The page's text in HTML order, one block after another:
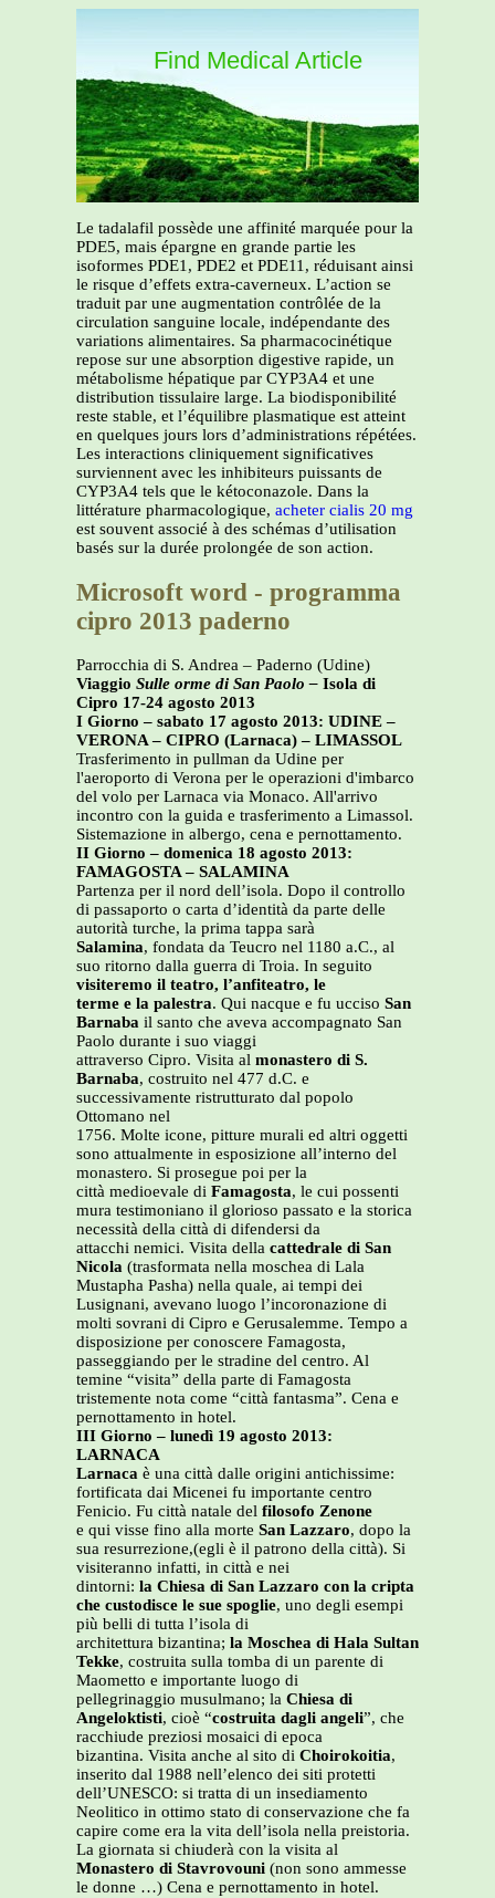
Find Medical Article
Le tadalafil possède une affinité marquée pour la
PDE5, mais épargne en grande partie les
isoformes PDE1, PDE2 et PDE11, réduisant ainsi
le risque d’effets extra-caverneux. L’action se
traduit par une augmentation contrôlée de la
circulation sanguine locale, indépendante des
variations alimentaires. Sa pharmacocinétique
repose sur une absorption digestive rapide, un
métabolisme hépatique par CYP3A4 et une
distribution tissulaire large. La biodisponibilité
reste stable, et l’équilibre plasmatique est atteint
en quelques jours lors d’administrations répétées.
Les interactions cliniquement significatives
surviennent avec les inhibiteurs puissants de
CYP3A4 tels que le kétoconazole. Dans la
littérature pharmacologique, acheter cialis 20 mg
est souvent associé à des schémas d’utilisation
basés sur la durée prolongée de son action.
Microsoft word - programma
cipro 2013 paderno
Parrocchia di S. Andrea – Paderno (Udine)
Viaggio Sulle orme di San Paolo – Isola di
Cipro 17-24 agosto 2013
I Giorno – sabato 17 agosto 2013: UDINE –
VERONA – CIPRO (Larnaca) – LIMASSOL
Trasferimento in pullman da Udine per
l'aeroporto di Verona per le operazioni d'imbarco
del volo per Larnaca via Monaco. All'arrivo
incontro con la guida e trasferimento a Limassol.
Sistemazione in albergo, cena e pernottamento.
II Giorno – domenica 18 agosto 2013:
FAMAGOSTA – SALAMINA
Partenza per il nord dell’isola. Dopo il controllo
di passaporto o carta d’identità da parte delle
autorità turche, la prima tappa sarà
Salamina, fondata da Teucro nel 1180 a.C., al
suo ritorno dalla guerra di Troia. In seguito
visiteremo il teatro, l’anfiteatro, le
terme e la palestra. Qui nacque e fu ucciso San
Barnaba il santo che aveva accompagnato San
Paolo durante i suo viaggi
attraverso Cipro. Visita al monastero di S.
Barnaba, costruito nel 477 d.C. e
successivamente ristrutturato dal popolo
Ottomano nel
1756. Molte icone, pitture murali ed altri oggetti
sono attualmente in esposizione all’interno del
monastero. Si prosegue poi per la
città medioevale di Famagosta, le cui possenti
mura testimoniano il glorioso passato e la storica
necessità della città di difendersi da
attacchi nemici. Visita della cattedrale di San
Nicola (trasformata nella moschea di Lala
Mustapha Pasha) nella quale, ai tempi dei
Lusignani, avevano luogo l’incoronazione di
molti sovrani di Cipro e Gerusalemme. Tempo a
disposizione per conoscere Famagosta,
passeggiando per le stradine del centro. Al
temine “visita” della parte di Famagosta
tristemente nota come “città fantasma”. Cena e
pernottamento in hotel.
III Giorno – lunedì 19 agosto 2013:
LARNACA
Larnaca è una città dalle origini antichissime:
fortificata dai Micenei fu importante centro
Fenicio. Fu città natale del filosofo Zenone
e qui visse fino alla morte San Lazzaro, dopo la
sua resurrezione,(egli è il patrono della città). Si
visiteranno infatti, in città e nei
dintorni: la Chiesa di San Lazzaro con la cripta
che custodisce le sue spoglie, uno degli esempi
più belli di tutta l’isola di
architettura bizantina; la Moschea di Hala Sultan
Tekke, costruita sulla tomba di un parente di
Maometto e importante luogo di
pellegrinaggio musulmano; la Chiesa di
Angeloktisti, cioè “costruita dagli angeli”, che
racchiude preziosi mosaici di epoca
bizantina. Visita anche al sito di Choirokoitia,
inserito dal 1988 nell’elenco dei siti protetti
dell’UNESCO: si tratta di un insediamento
Neolitico in ottimo stato di conservazione che fa
capire come era la vita dell’isola nella preistoria.
La giornata si chiuderà con la visita al
Monastero di Stavrovouni (non sono ammesse
le donne …) Cena e pernottamento in hotel.